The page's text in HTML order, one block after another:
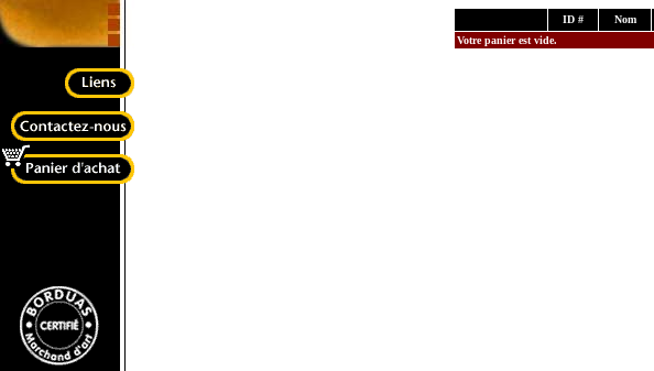
ID # Nom
Votre panier est vide.